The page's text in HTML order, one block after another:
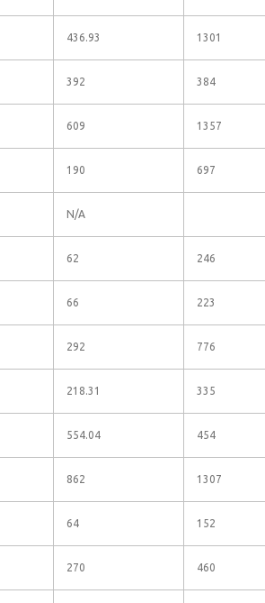
436.93 1301
392 384
609 1357
190 697
N/A
62 246
66 223
292 776
218.31 335
554.04 454
862 1307
64 152
270 460